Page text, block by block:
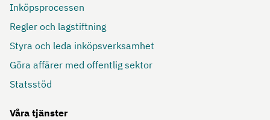
Inköpsprocessen
Regler och lagstiftning
Styra och leda inköpsverksamhet
Göra affärer med offentlig sektor
Statsstöd
Våra tjänster